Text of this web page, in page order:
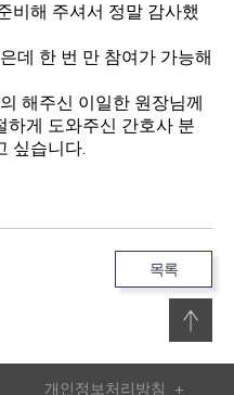
비해 주셔서 정말 감사했
데 한 번 만 참여가 가능해
해주신 이일한 원장님께
하게 도와주신 간호사 분
싶습니다.
목록
개인정보처리방침